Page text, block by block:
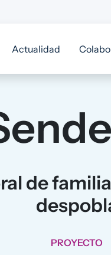
Actualidad
de
PROYECTO